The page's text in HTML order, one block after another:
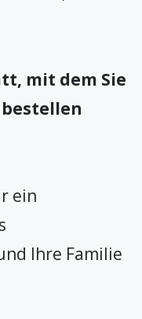
mit dem Sie
bestellen
ein
Ihre Familie